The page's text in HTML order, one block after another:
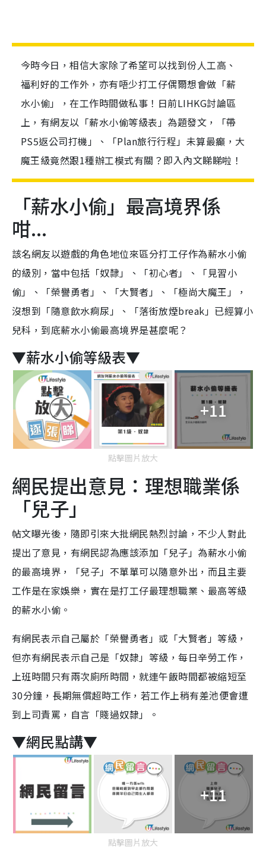
今時今日，相信大家除了希望可以找到份人工高、
福利好的工作外，亦有唔少打工仔偶爾想會做「薪
水小偷」，在工作時間做私事！日前LIHKG討論區
上，有網友以「薪水小偷等級表」為題發文，「帶
PS5返公司打機」、「Plan旅行行程」未算最癲，大
魔王級竟然跟1種辦工模式有關？即入內文睇睇啦！
「薪水小偷」最高境界係
咁...
該名網友以遊戲的角色地位來區分打工仔作為薪水小偷
的級別，當中包括「奴隸」、「初心者」、「見習小
偷」、「榮譽勇者」、「大賢者」、「極尚大魔王」，
沒想到「隨意飲水痾尿」、「落街放煙break」已經算小
兒科，到底薪水小偷最高境界是甚麼呢？
▼薪水小偷等級表▼
+11
點擊圖片放大
網民提出意見：理想職業係
「兒子」
帖文曝光後，隨即引來大批網民熱烈討論，不少人對此
提出了意見，有網民認為應該添加「兒子」為薪水小偷
的最高境界，「兒子」不單單可以隨意外出，而且主要
工作是在家娛樂，實在是打工仔最理想職業、最高等級
的薪水小偷。
有網民表示自己屬於「榮譽勇者」或「大賢者」等級，
但亦有網民表示自己是「奴隸」等級，每日辛勞工作，
上班時間只有兩次廁所時間，就連午飯時間都被縮短至
30分鐘，長期無償超時工作，若工作上稍有差池便會遭
到上司責罵，自言「賤過奴隸」。
▼網民點講▼
+11
點擊圖片放大